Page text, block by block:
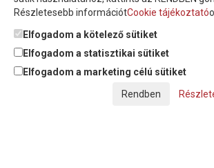
Feliratkozom a hírlevélre és nyilatkozom,
tájékoztatót elolvastam, megismertem és
© Copyright Triász-Tömlő Kft. | Minden
Részletesebb információtCookie tájékoztató
Elfogadom a kötelező sütiket
Elfogadom a statisztikai sütiket
Elfogadom a marketing célú sütiket